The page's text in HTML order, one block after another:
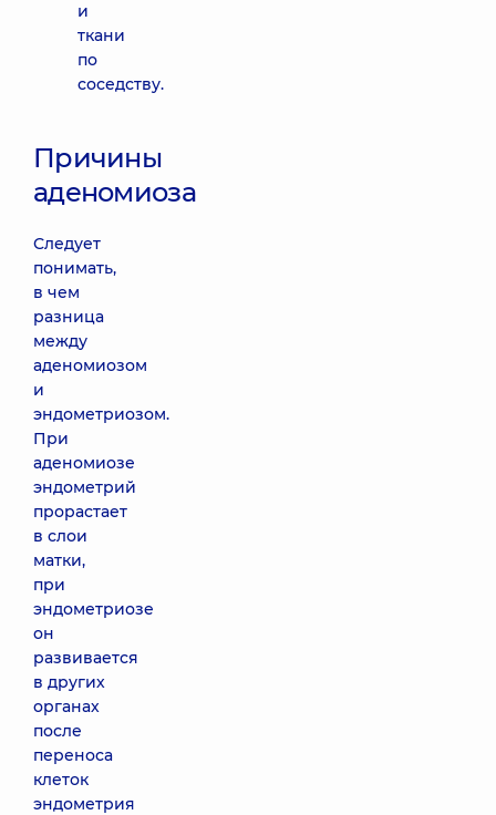
и
ткани
по
соседству.
Причины
аденомиоза
Следует
понимать,
в чем
разница
между
аденомиозом
и
эндометриозом.
При
аденомиозе
эндометрий
прорастает
в слои
матки,
при
эндометриозе
он
развивается
в других
органах
после
переноса
клеток
эндометрия